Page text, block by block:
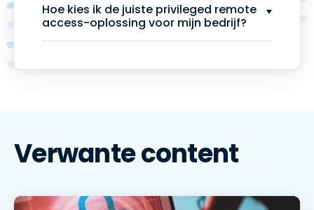
Hoe kies ik de juiste privileged remote
access-oplossing voor mijn bedrijf?
Verwante content